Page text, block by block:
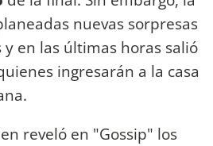
nuevas sorpresas
en las últimas horas salió
ingresarán a la casa
reveló en "Gossip" los